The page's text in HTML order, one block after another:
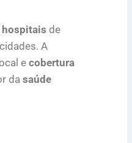
hospitais de
A
e cobertura
da saúde